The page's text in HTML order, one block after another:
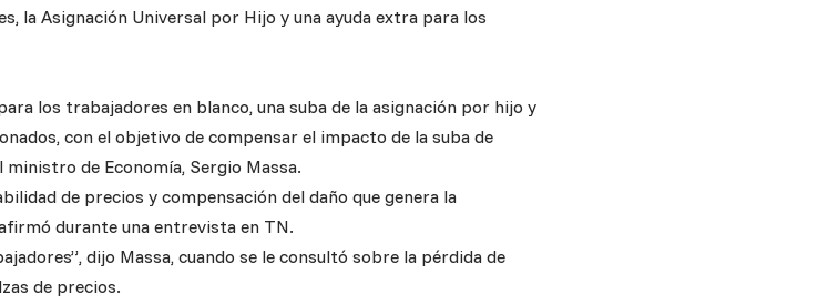
la Asignación Universal por Hijo y una ayuda extra para los
los trabajadores en blanco, una suba de la asignación por hijo y
con el objetivo de compensar el impacto de la suba de
de Economía, Sergio Massa.
de precios y compensación del daño que genera la
durante una entrevista en TN.
dijo Massa, cuando se le consultó sobre la pérdida de
de precios.